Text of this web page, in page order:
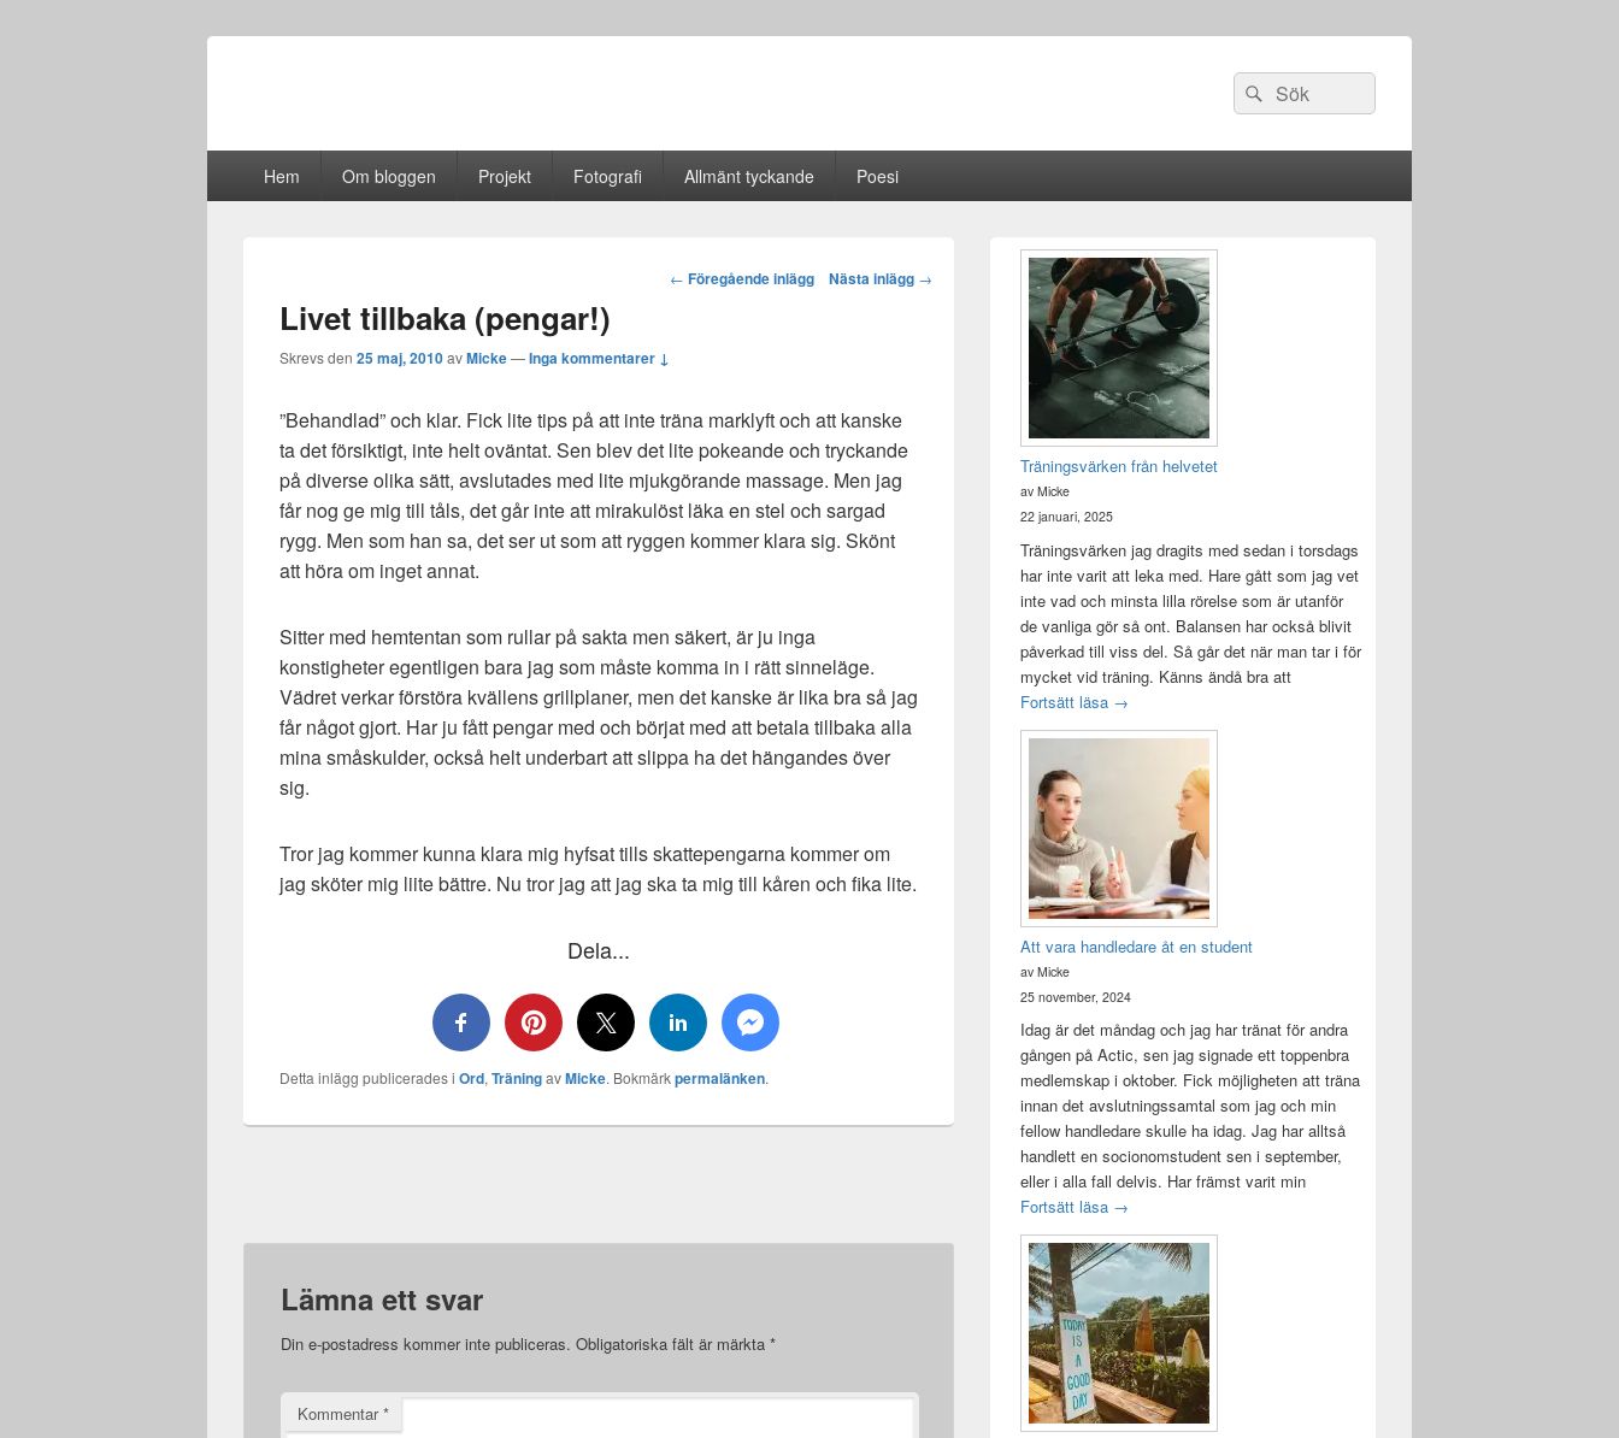
Sök
efter:
Sök
Hem Om bloggen Projekt Fotografi Allmänt tyckande Poesi
Post
← Föregående inlägg Nästa inlägg →
Livet tillbaka (pengar!)
Skrevs den 25 maj, 2010avMicke—Inga kommentarer ↓
”Behandlad” och klar. Fick lite tips på att inte träna marklyft och att kanske
ta det försiktigt, inte helt oväntat. Sen blev det lite pokeande och tryckande
på diverse olika sätt, avslutades med lite mjukgörande massage. Men jag
får nog ge mig till tåls, det går inte att mirakulöst läka en stel och sargad
rygg. Men som han sa, det ser ut som att ryggen kommer klara sig. Skönt
att höra om inget annat.
Sitter med hemtentan som rullar på sakta men säkert, är ju inga
konstigheter egentligen bara jag som måste komma in i rätt sinneläge.
Vädret verkar förstöra kvällens grillplaner, men det kanske är lika bra så jag
får något gjort. Har ju fått pengar med och börjat med att betala tillbaka alla
mina småskulder, också helt underbart att slippa ha det hängandes över
sig.
Tror jag kommer kunna klara mig hyfsat tills skattepengarna kommer om
jag sköter mig liite bättre. Nu tror jag att jag ska ta mig till kåren och fika lite.
Dela...
Detta inlägg publicerades i Ord, TräningavMicke. Bokmärkpermalänken.
Lämna ett svar
Din e-postadress kommer inte publiceras. Obligatoriska fält är märkta *
Kommentar*
Primära
sidofältet
Widget
område
Träningsvärken från helvetet
av Micke
22 januari, 2025
Träningsvärken jag dragits med sedan i torsdags
har inte varit att leka med. Hare gått som jag vet
inte vad och minsta lilla rörelse som är utanför
de vanliga gör så ont. Balansen har också blivit
påverkad till viss del. Så går det när man tar i för
mycket vid träning. Känns ändå bra att
Fortsätt läsa Träningsvärken från helvetet
→
Att vara handledare åt en student
av Micke
25 november, 2024
Idag är det måndag och jag har tränat för andra
gången på Actic, sen jag signade ett toppenbra
medlemskap i oktober. Fick möjligheten att träna
innan det avslutningssamtal som jag och min
fellow handledare skulle ha idag. Jag har alltså
handlett en socionomstudent sen i september,
eller i alla fall delvis. Har främst varit min
Fortsätt läsa Att vara handledare åt en student
→